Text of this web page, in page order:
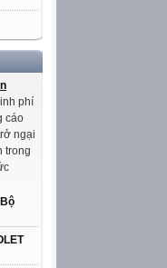
phí
cáo
ngại
trong